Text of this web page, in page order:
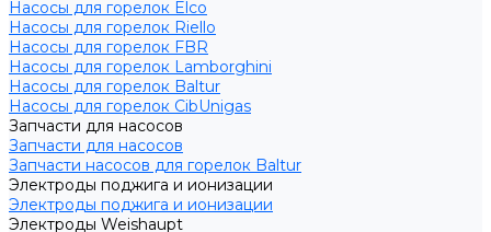
Насосы для горелок Elco
Насосы для горелок Riello
Насосы для горелок FBR
Насосы для горелок Lamborghini
Насосы для горелок Baltur
Насосы для горелок CibUnigas
Запчасти для насосов
Запчасти для насосов
Запчасти насосов для горелок Baltur
Электроды поджига и ионизации
Электроды поджига и ионизации
Электроды Weishaupt